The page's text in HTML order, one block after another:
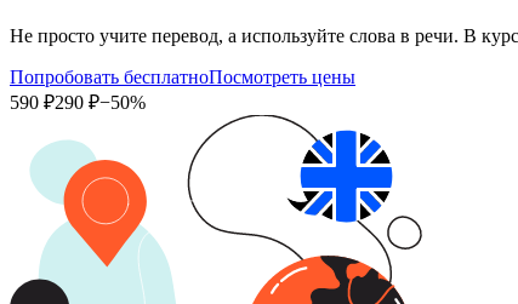
Не просто учите перевод, а используйте слова в речи. В
Попробовать бесплатноПосмотреть цены
590 ₽290 ₽−50%